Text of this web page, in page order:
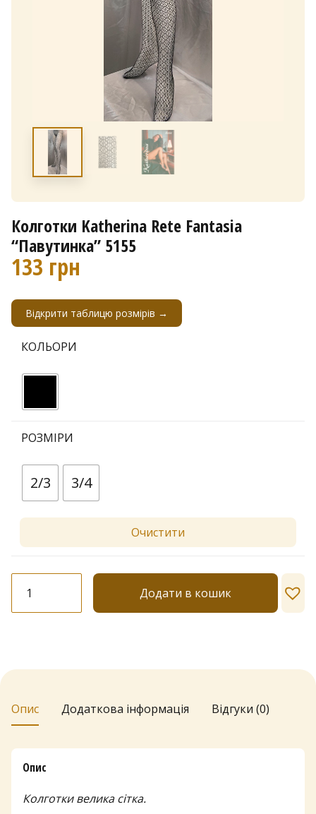
Колготки Katherina Rete Fantasia
“Павутинка” 5155
133грн
Відкрити таблицю розмірів →
КОЛЬОРИ
РОЗМІРИ
2/3 3/4
Очистити
Katherina
Rete
кількість
Додати в кошик
Опис Додаткова інформація Відгуки (0)
Опис
Колготки велика сітка.